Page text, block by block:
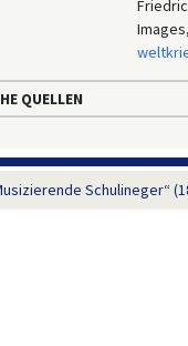
QUELLEN
Schulineger“